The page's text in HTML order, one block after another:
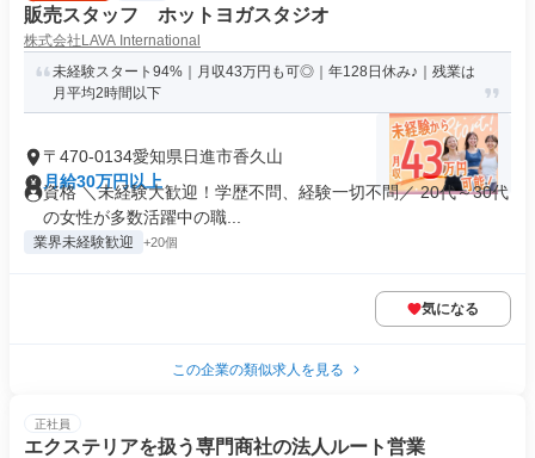
販売スタッフ ホットヨガスタジオ
株式会社LAVA International
未経験スタート94%｜月収43万円も可◎｜年128日休み♪｜残業は
月平均2時間以下
〒470-0134愛知県日進市香久山
月給30万円以上
資格 ＼未経験大歓迎！学歴不問、経験一切不問／ 20代～30代
の女性が多数活躍中の職...
業界未経験歓迎 +20個
気になる
この企業の類似求人を見る
正社員
エクステリアを扱う専門商社の法人ルート営業